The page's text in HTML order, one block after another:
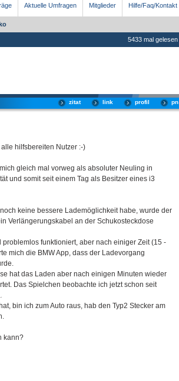
Aktuelle Umfragen Mitglieder Hilfe/Faq/Kontakt
5433 mal gelesen
pn
profil
link
zitat
hilfsbereiten Nutzer :-)
gleich mal vorweg als absoluter Neuling in
und somit seit einem Tag als Besitzer eines i3
keine bessere Lademöglichkeit habe, wurde der
Verlängerungskabel an der Schukosteckdose
problemlos funktioniert, aber nach einiger Zeit (15 -
mich die BMW App, dass der Ladevorgang
hat das Laden aber nach einigen Minuten wieder
Das Spielchen beobachte ich jetzt schon seit
bin ich zum Auto raus, hab den Typ2 Stecker am
kann?